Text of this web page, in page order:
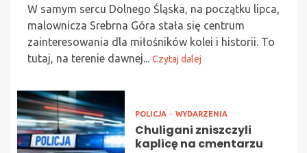
W samym sercu Dolnego Śląska, na początku lipca,
malownicza Srebrna Góra stała się centrum
zainteresowania dla miłośników kolei i historii. To
tutaj, na terenie dawnej... Czytaj dalej
POLICJA WYDARZENIA
Chuligani zniszczyli
kaplicę na cmentarzu